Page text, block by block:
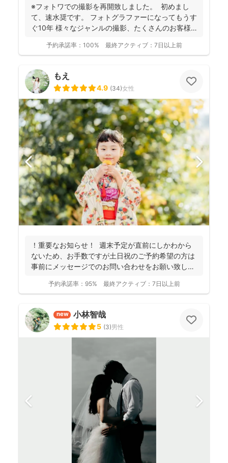
※フォトワでの撮影を再開致しました。 初めまし
て、速水奨です。 フォトグラファーになってもうす
ぐ10年 様々なジャンルの撮影、たくさんのお客様
予約承諾率： 100% 最終アクティブ： 7日以上前
もえ
4.9 (34)女性
！重要なお知らせ！ 週末予定が直前にしかわから
ないため、お手数ですが土日祝のご予約希望の方は
事前にメッセージでのお問い合わせをお願い致しま
予約承諾率： 95% 最終アクティブ： 7日以上前
new 小林智哉
5 (3)男性